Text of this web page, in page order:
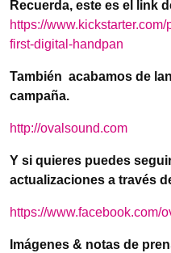
Recuerda, este es el link
https://
first-digital-handpan
También acabamos de
campaña.
http://ovalsound.com
Y si quieres puedes
actualizaciones a través
https://www.facebook.com/
Imágenes & notas de